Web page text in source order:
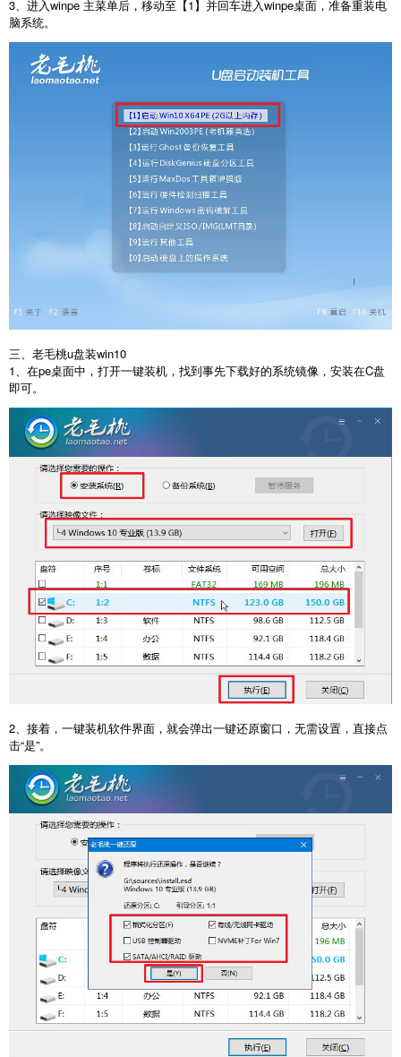
3、进入winpe 主菜单后，移动至【1】并回车进入winpe桌面，准备重装电
脑系统。
三、老毛桃u盘装win10
1、在pe桌面中，打开一键装机，找到事先下载好的系统镜像，安装在C盘
即可。
2、接着，一键装机软件界面，就会弹出一键还原窗口，无需设置，直接点
击“是”。